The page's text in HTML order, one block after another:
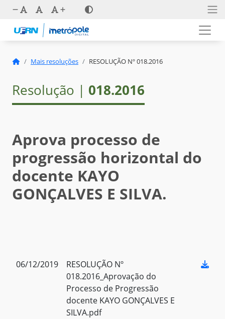
Mais resoluções RESOLUÇÃO Nº 018.2016
Resolução | 018.2016
Aprova processo de
progressão horizontal do
docente KAYO
GONÇALVES E SILVA.
06/12/2019
RESOLUÇÃO Nº
018.2016_Aprovação do
Processo de Progressão
docente KAYO GONÇALVES E
SILVA.pdf